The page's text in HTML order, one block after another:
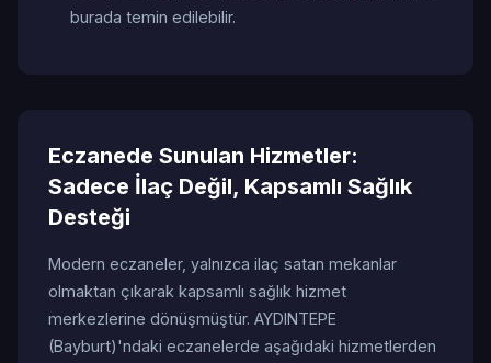
burada temin edilebilir.
Eczanede Sunulan Hizmetler:
Sadece İlaç Değil, Kapsamlı Sağlık
Desteği
Modern eczaneler, yalnızca ilaç satan mekanlar
olmaktan çıkarak kapsamlı sağlık hizmet
merkezlerine dönüşmüştür. AYDINTEPE
(Bayburt)'ndaki eczanelerde aşağıdaki hizmetlerden